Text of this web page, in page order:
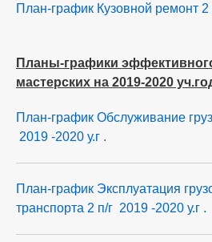
План-график Кузовной ремонт 2
Планы-графики
мастерских на 2019-2020
План-график Обслуживание
2019 -2020 у.г .
План-график Эксплуатация
транспорта 2 п/г 2019 -2020 у.г .